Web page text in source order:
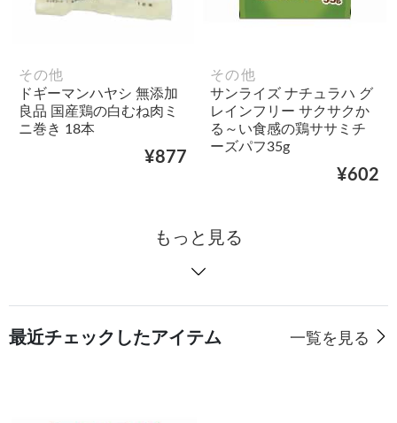
その他
ドギーマンハヤシ 無添加
良品 国産鶏の白むね肉ミ
ニ巻き 18本
¥877
その他
サンライズ ナチュラハ グ
レインフリー サクサクか
る～い食感の鶏ササミチ
ーズパフ35g
¥602
もっと見る
最近チェックしたアイテム 一覧を見る